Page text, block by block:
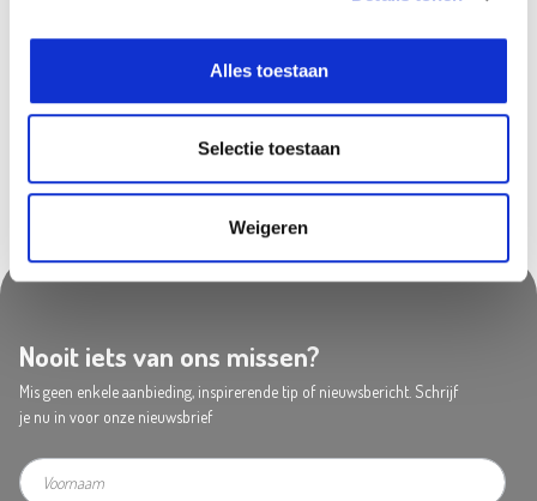
Alles toestaan
Selectie toestaan
Weigeren
Ekeren
In stock
In stock
Nooit iets van ons missen?
Mis geen enkele aanbieding, inspirerende tip of nieuwsbericht. Schrijf
je nu in voor onze nieuwsbrief